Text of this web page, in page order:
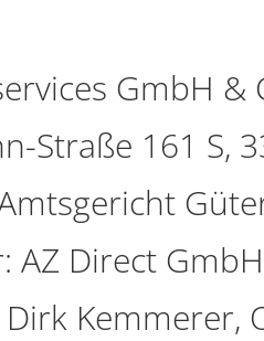
GmbH &
Straße 161 S,
AZ Direct
Kemmerer,